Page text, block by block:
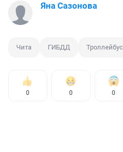
Яна Сазонова
Чита ГИБДД Троллейбус
0 0 0